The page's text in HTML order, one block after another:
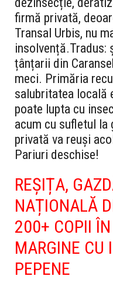
firmă privată,
Transal Urbis, nu
insolvență.Tradus:
țânțarii din
meci. Primăria
salubritatea locală
poate lupta cu
acum cu sufletul la
privată va reuși
Pariuri deschise!
REȘIȚA,
NAȚIONALĂ
200+ COPII
MARGINE CU
PEPENE